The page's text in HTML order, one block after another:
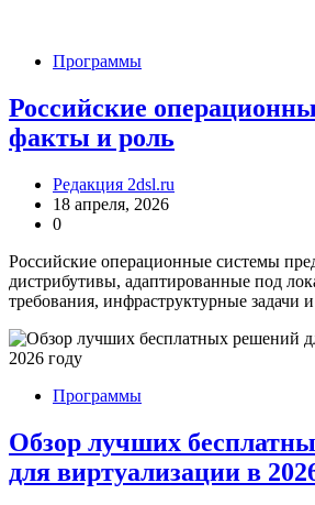
Программы
Российские
факты и роль
Редакция 2dsl.ru
18 апреля, 2026
0
Российские операционные системы
дистрибутивы, адаптированные под
требования, инфраструктурные задачи
Программы
Обзор лучших
для виртуализации в